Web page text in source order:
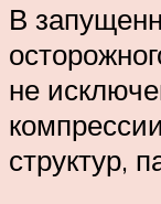
В
не
структур,